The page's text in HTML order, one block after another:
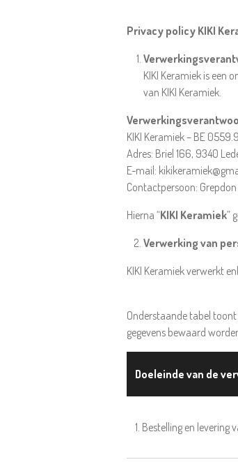
Privacy policy KIKI
KIKI Keramiek is een
van KIKI Keramiek.
KIKI Keramiek – BE
Adres: Briel 166, 9340
E-mail:
Contactpersoon:
Hierna “KIKI Keramiek”
Verwerking van
KIKI Keramiek verwerkt
Onderstaande tabel
gegevens bewaard
Doeleinde van de
1. Bestelling en levering